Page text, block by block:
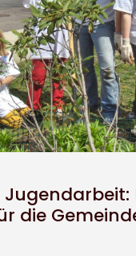
Jugendarbeit:
die